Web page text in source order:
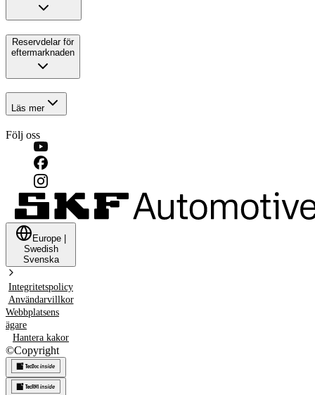
Reservdelar för
eftermarknaden
Läs mer
Följ oss
Europe
Swedish
Svenska
Integritetspolicy
Användarvillkor
Webbplatsens
ägare
Hantera kakor
©Copyright